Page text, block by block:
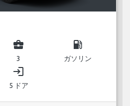
business_center
3
local_gas_station
ガソリン
login
5 ドア